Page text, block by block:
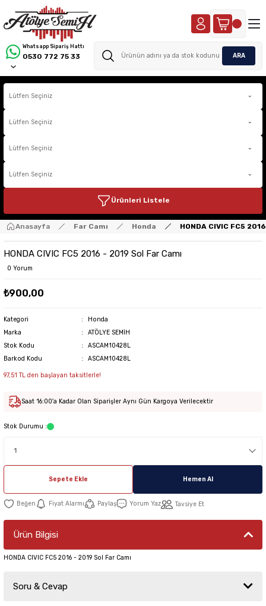
Whatsapp Sipariş Hattı
0530 772 75 33 ARA
Ürünleri Listele
Anasayfa Far Camı Honda HONDA CIVIC FC5
HONDA CIVIC FC5 2016 - 2019 Sol Far Camı
0 Yorum
₺900,00
Kategori
Honda
Marka
ATÖLYE SEMİH
Stok Kodu
ASCAM10428L
Barkod Kodu
ASCAM10428L
97,51 TL den başlayan taksitlerle!
Saat 16:00'a Kadar Olan Siparişler Aynı Gün Kargoya Verilecektir
Stok Durumu :
Sepete Ekle Hemen Al
Fiyat Alarmı Paylaş Yorum Yaz Tavsiye Et
Ürün Bilgisi
HONDA CIVIC FC5 2016 - 2019 Sol Far Camı
Soru & Cevap